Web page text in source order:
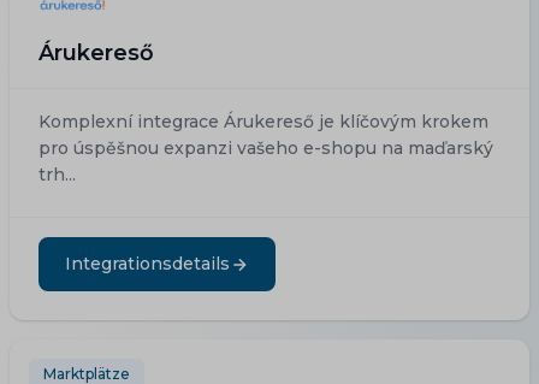
Árukereső
Komplexní integrace Árukereső je klíčovým krokem
pro úspěšnou expanzi vašeho e-shopu na maďarský
trh...
Integrationsdetails
Marktplätze